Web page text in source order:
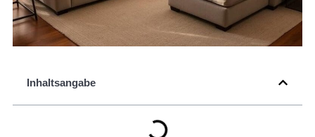
Inhaltsangabe